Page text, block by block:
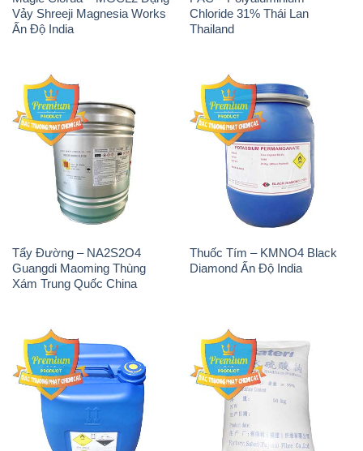
Tẩy Đường – NA2S2O4
Guangdi Maoming Thùng
Xám Trung Quốc China
Thuốc Tím – KMNO4 Black
Diamond Ấn Độ India
H2O2 – Hydrogen Peroxide
50% Taekwang Hàn Quốc
Sodium Sulphate – Muối
Sunfat Na2SO4 Sateri Trung
Quốc China